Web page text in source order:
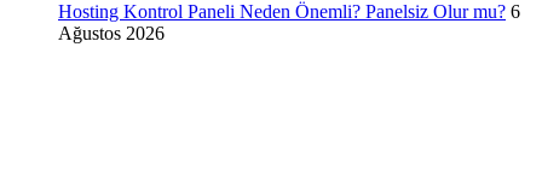
Hosting Kontrol Paneli Neden Önemli? Panelsiz Olur mu? 6
Ağustos 2026